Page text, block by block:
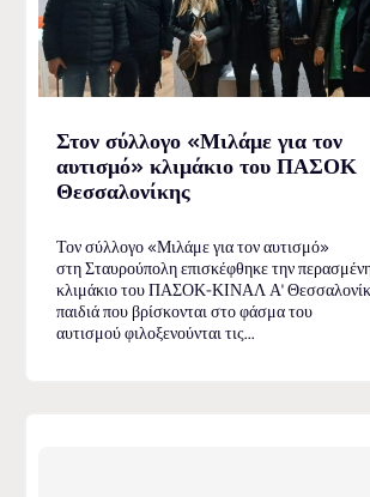
Στον σύλλογο «Μιλάμε για τον
αυτισμό» κλιμάκιο του ΠΑΣΟΚ
Θεσσαλονίκης
Τον σύλλογο «Μιλάμε για τον αυτισμό»
στη Σταυρούπολη επισκέφθηκε την
κλιμάκιο του ΠΑΣΟΚ-ΚΙΝΑΛ Α'
παιδιά που βρίσκονται στο φάσμα του
αυτισμού φιλοξενούνται τις...